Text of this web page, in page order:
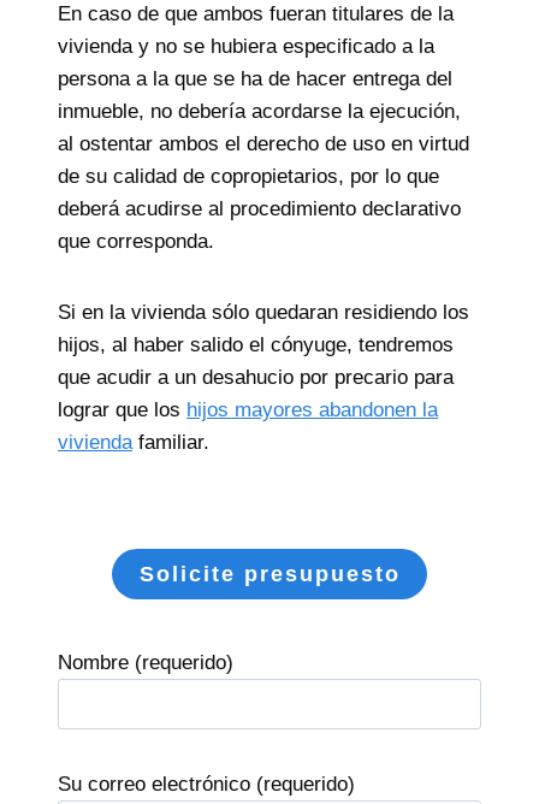
En caso de que ambos fueran titulares de la
vivienda y no se hubiera especificado a la
persona a la que se ha de hacer entrega del
inmueble, no debería acordarse la ejecución,
al ostentar ambos el derecho de uso en virtud
de su calidad de copropietarios, por lo que
deberá acudirse al procedimiento declarativo
que corresponda.
Si en la vivienda sólo quedaran residiendo los
hijos, al haber salido el cónyuge, tendremos
que acudir a un desahucio por precario para
lograr que los hijos mayores abandonen la
vivienda familiar.
Solicite presupuesto
Nombre (requerido)
Su correo electrónico (requerido)